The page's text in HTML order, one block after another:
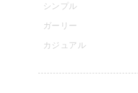
シンプル
ガーリー
カジュアル